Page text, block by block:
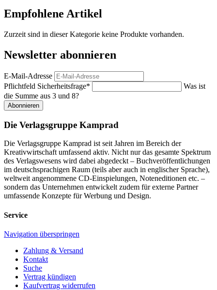
Empfohlene Artikel
Zurzeit sind in dieser Kategorie keine Produkte vorhanden.
Newsletter abonnieren
E-Mail-Adresse
Pflichtfeld Sicherheitsfrage*
Was ist
die Summe aus 3 und 8?
Abonnieren
Die Verlagsgruppe Kamprad
Die Verlagsgruppe Kamprad ist seit Jahren im Bereich der
Kreativwirtschaft umfassend aktiv. Nicht nur das gesamte Spektrum
des Verlagswesens wird dabei abgedeckt – Buchveröffentlichungen
im deutschsprachigen Raum (teils aber auch in englischer Sprache),
weltweit angenommene CD-Einspielungen, Noteneditionen etc. –
sondern das Unternehmen entwickelt zudem für externe Partner
umfassende Konzepte für Werbung und Design.
Service
Navigation überspringen
Zahlung & Versand
Kontakt
Suche
Vertrag kündigen
Kaufvertrag widerrufen